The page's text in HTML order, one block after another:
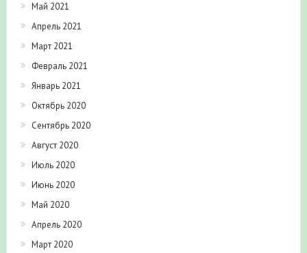
Май 2021
Апрель 2021
Март 2021
Февраль 2021
Январь 2021
Октябрь 2020
Сентябрь 2020
Август 2020
Июль 2020
Июнь 2020
Май 2020
Апрель 2020
Март 2020